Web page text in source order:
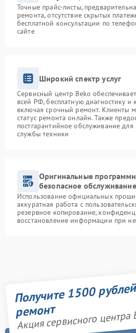
Точные прайс-листы,
ремонта, отсутствие скрытых
бесплатной консультации по
сайте
Широкий спектр услуг
Сервисный центр Beko
всей РФ, бесплатную диагностику и
включая срочный ремонт. Клиенты
статус ремонта онлайн. Также
постгарантийное обслуживание
службы техники
Оригинальные
безопасное
Использование официальных
аккуратная работа с
резервное копирование,
восстановление информации при
Получите 1500
ремонт
Акция сервисного